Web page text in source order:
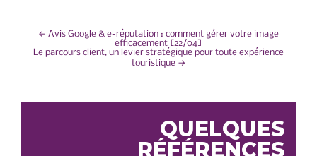
NAVIGATION
← Avis Google & e-réputation : comment gérer votre image
efficacement [22/04]
Le parcours client, un levier stratégique pour toute expérience
touristique →
QUELQUES
RÉFÉRENCES